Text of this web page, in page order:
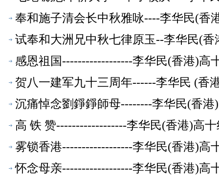
奉和施子清会长中秋雅咏----李华民(香
试奉和大洲兄中秋七律原玉--李华民(
感恩祖国------------------李华民(香港)高
贺八一建军九十三周年------李华民 (香
沉痛悼念劉錚錚師母--------李华民(香
高 铁 赞------------------李华民(香港)高
雾锁香港------------------李华民(香港)高
怀念母亲------------------李华民(香港)高